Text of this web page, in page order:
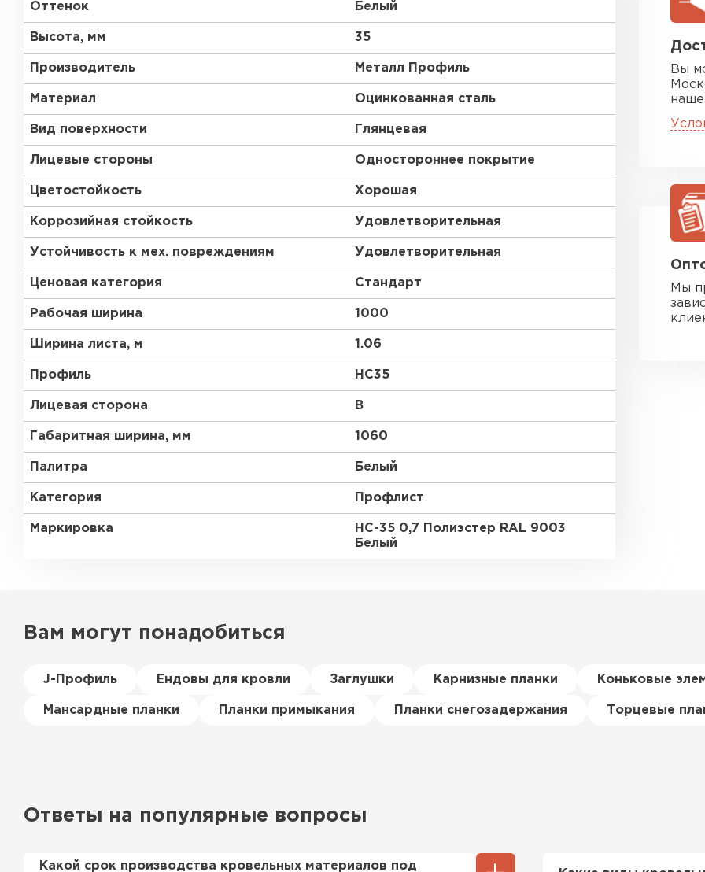
Оттенок Белый
Высота, мм 35
Производитель Металл Профиль
Материал Оцинкованная сталь
Вид поверхности Глянцевая
Лицевые стороны Одностороннее покрытие
Цветостойкость Хорошая
Коррозийная стойкость Удовлетворительная
Устойчивость к мех. повреждениям Удовлетворительная
Ценовая категория Стандарт
Рабочая ширина 1000
Ширина листа, м 1.06
Профиль HC35
Лицевая сторона B
Габаритная ширина, мм 1060
Палитра Белый
Категория Профлист
Маркировка
НС-35 0,7 Полиэстер RAL 9003
Белый
Вы
Мы
Вам могут понадобиться
J-Профиль Ендовы для кровли Заглушки Карнизные планки Коньковые
Мансардные планки Планки примыкания Планки снегозадержания Торцевые
Ответы на популярные вопросы
Какой срок производства кровельных материалов под
ПЕРЕЙТИ